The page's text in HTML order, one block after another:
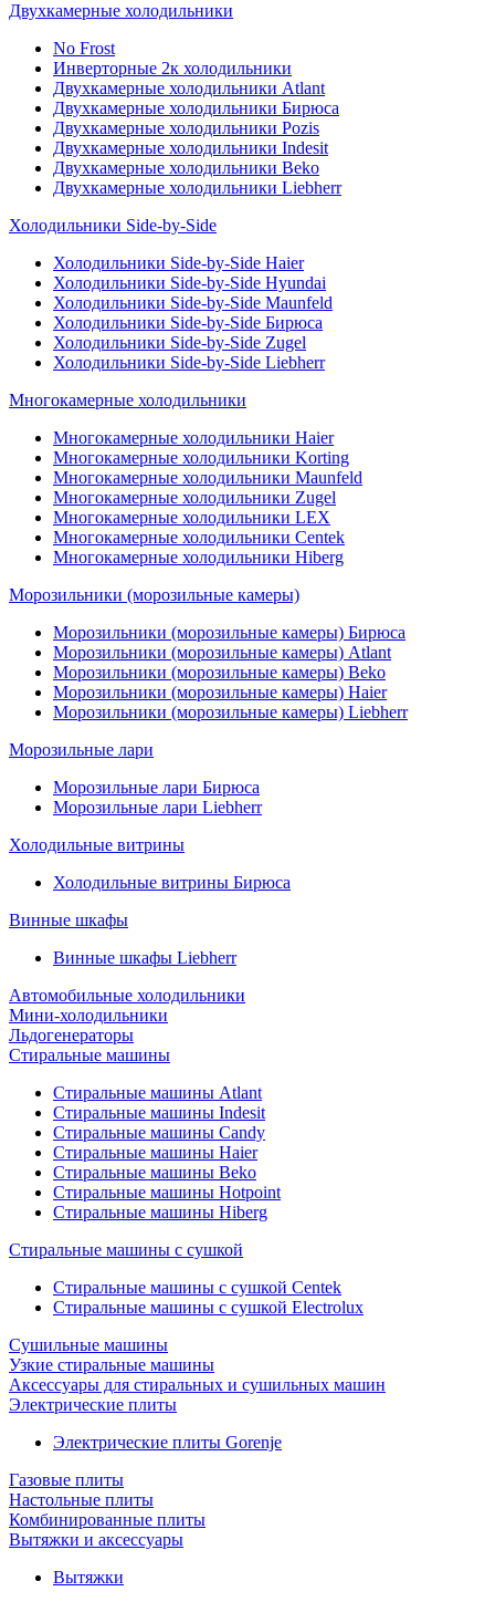
Двухкамерные холодильники
No Frost
Инверторные 2к холодильники
Двухкамерные холодильники Atlant
Двухкамерные холодильники Бирюса
Двухкамерные холодильники Pozis
Двухкамерные холодильники Indesit
Двухкамерные холодильники Beko
Двухкамерные холодильники Liebherr
Холодильники Side-by-Side
Холодильники Side-by-Side Haier
Холодильники Side-by-Side Hyundai
Холодильники Side-by-Side Maunfeld
Холодильники Side-by-Side Бирюса
Холодильники Side-by-Side Zugel
Холодильники Side-by-Side Liebherr
Многокамерные холодильники
Многокамерные холодильники Haier
Многокамерные холодильники Korting
Многокамерные холодильники Maunfeld
Многокамерные холодильники Zugel
Многокамерные холодильники LEX
Многокамерные холодильники Centek
Многокамерные холодильники Hiberg
Морозильники (морозильные камеры)
Морозильники (морозильные камеры) Бирюса
Морозильники (морозильные камеры) Atlant
Морозильники (морозильные камеры) Beko
Морозильники (морозильные камеры) Haier
Морозильники (морозильные камеры) Liebherr
Морозильные лари
Морозильные лари Бирюса
Морозильные лари Liebherr
Холодильные витрины
Холодильные витрины Бирюса
Винные шкафы
Винные шкафы Liebherr
Автомобильные холодильники
Мини-холодильники
Льдогенераторы
Стиральные машины
Стиральные машины Atlant
Стиральные машины Indesit
Стиральные машины Candy
Стиральные машины Haier
Стиральные машины Beko
Стиральные машины Hotpoint
Стиральные машины Hiberg
Стиральные машины с сушкой
Стиральные машины с сушкой Centek
Стиральные машины с сушкой Electrolux
Сушильные машины
Узкие стиральные машины
Аксессуары для стиральных и сушильных машин
Электрические плиты
Электрические плиты Gorenje
Газовые плиты
Настольные плиты
Комбинированные плиты
Вытяжки и аксессуары
Вытяжки